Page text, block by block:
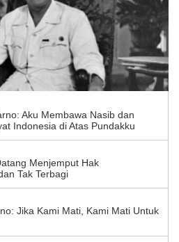
Aku Membawa Nasib dan
Indonesia di Atas Pundakku
Menjemput Hak
Tak Terbagi
Jika Kami Mati, Kami Mati Untuk